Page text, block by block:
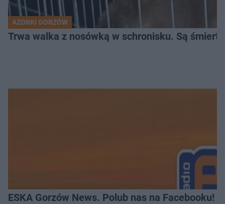
AZORKI GORZÓW
Trwa walka z nosówką w schronisku. Są
ESKA Gorzów News. Polub nas na Facebooku!